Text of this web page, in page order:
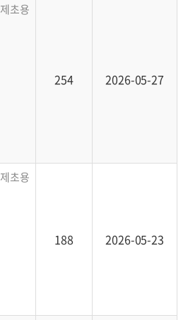
제초용 동물을 사육하기 위한 본격 준비 단
254 2026-05-27
제초용 동물을 소개하기 시작합니다.
188 2026-05-23